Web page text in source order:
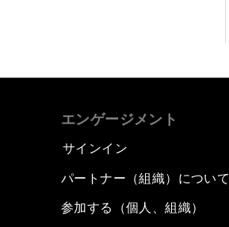
エンゲージメント
サインイン
パートナー（組織）につい
参加する（個人、組織）